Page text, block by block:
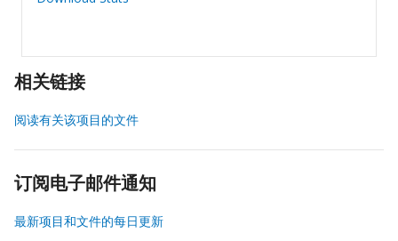
相关链接
阅读有关该项目的文件
订阅电子邮件通知
最新项目和文件的每日更新